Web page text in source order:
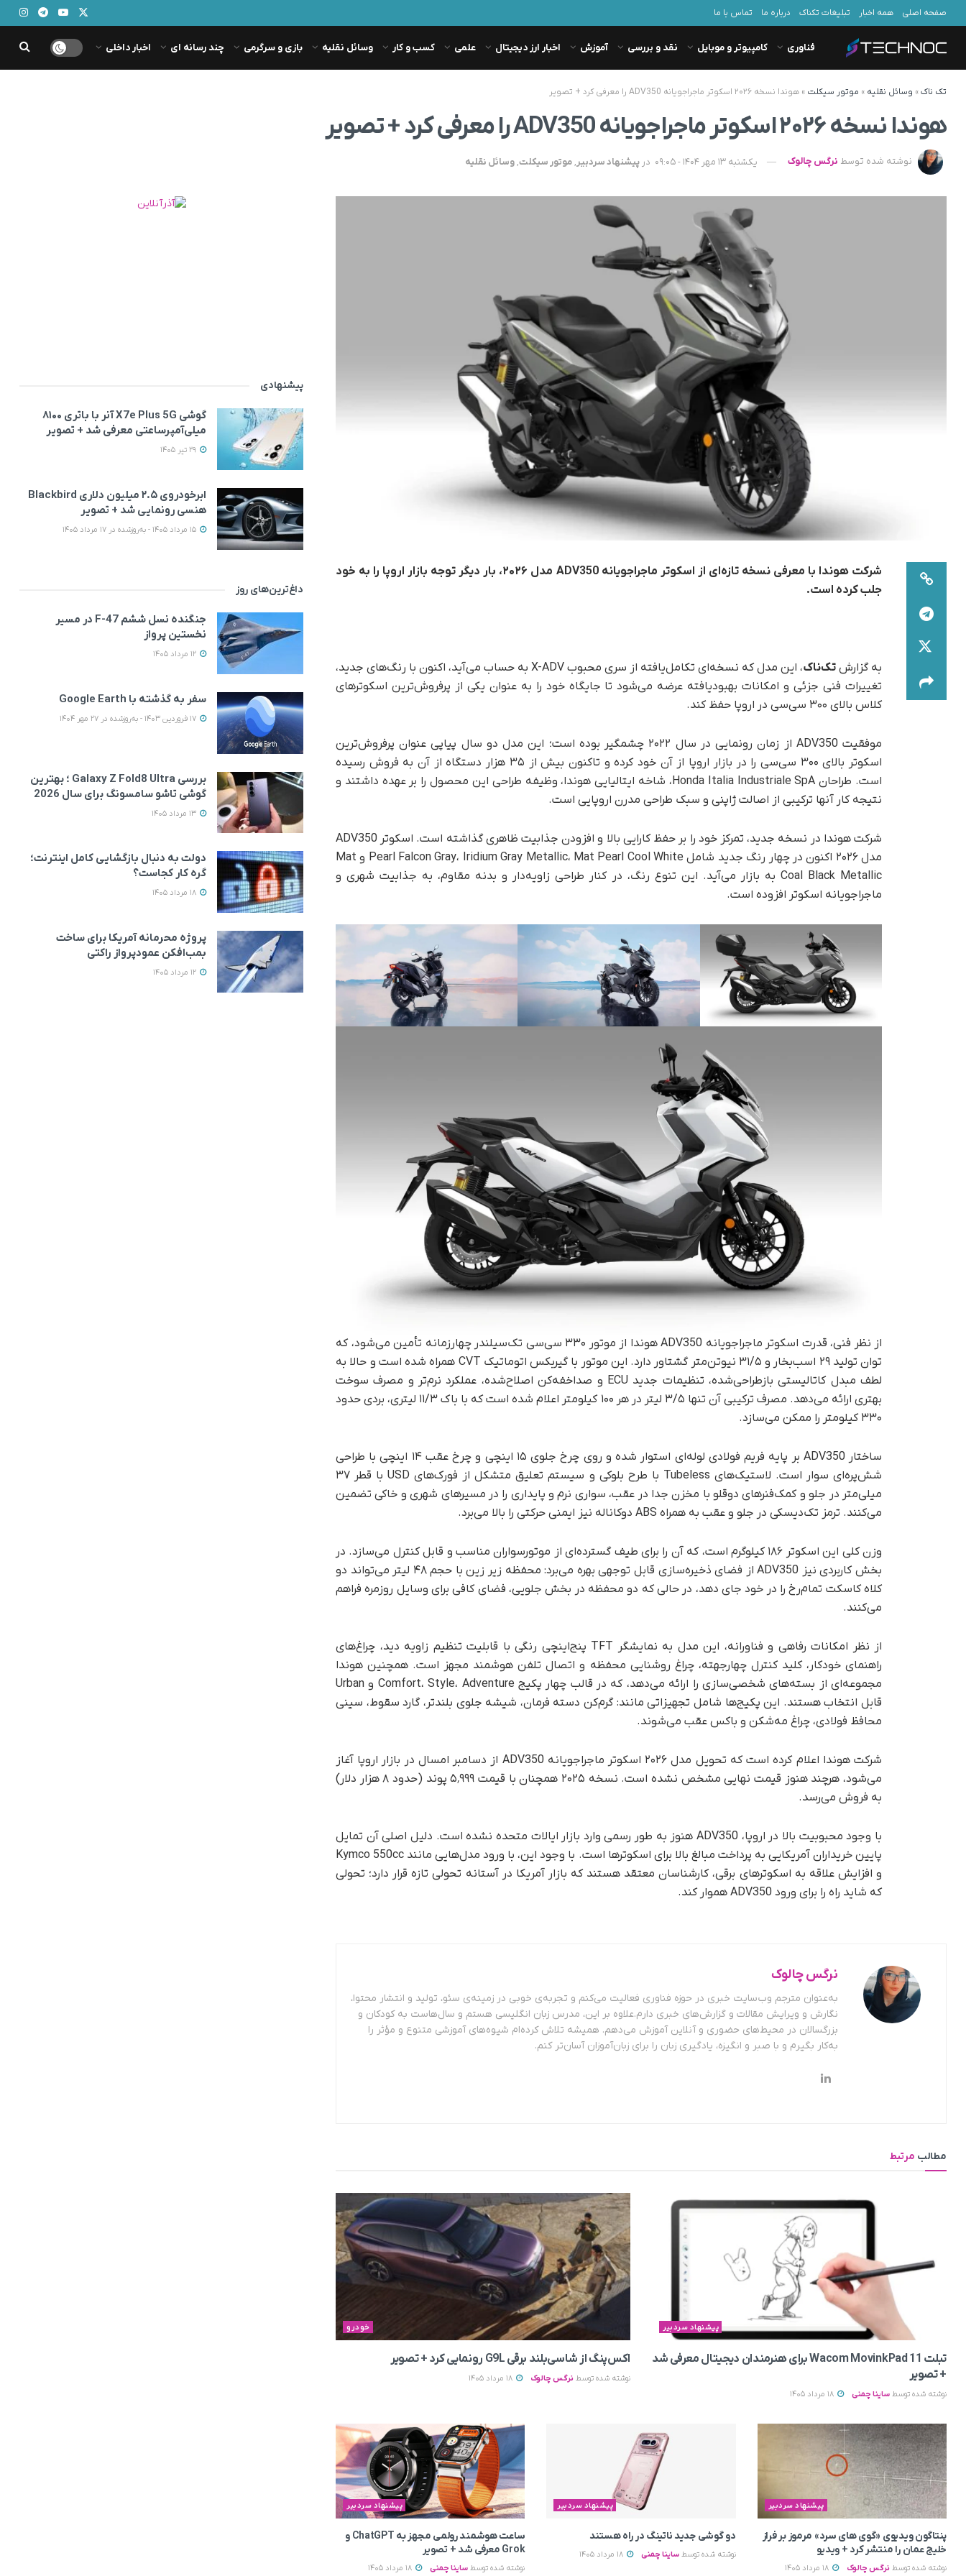
صفحه اصلی همه اخبار تبلیغات تکناک درباره ما تماس با ما
فناوری کامپیوتر و موبایل نقد و بررسی آموزش اخبار ارز دیجیتال علمی کسب و کار وسائل نقلیه بازی و سرگرمی چند رسانه ای اخبار داخلی
تک ناک» وسائل نقلیه » موتور سیکلت » هوندا نسخه ۲۰۲۶ اسکوتر ماجراجویانه ADV350 را معرفی کرد + تصویر
هوندا نسخه ۲۰۲۶ اسکوتر ماجراجویانه ADV350 را معرفی کرد + تصویر
نوشته شده توسط نرگس چالوک یکشنبه 13 مهر 1404 - 09:05 در پیشنهاد سردبیر,موتور سیکلت,وسائل نقلیه
شرکت هوندا با معرفی نسخه تازه‌ای از اسکوتر ماجراجویانه ADV350 مدل ۲۰۲۶، بار دیگر توجه بازار اروپا را به خود
جلب کرده است.
به گزارش تک‌ناک
، این مدل که نسخه‌ای تکامل‌یافته از سری محبوب X-ADV به حساب می‌آید، اکنون با رنگ‌های جدید،
تغییرات فنی جزئی و امکانات بهبودیافته عرضه می‌شود تا جایگاه خود را به‌ عنوان یکی از پرفروش‌ترین اسکوترهای
کلاس بالای ۳۰۰ سی‌سی در اروپا حفظ کند.
موفقیت ADV350 از زمان رونمایی در سال ۲۰۲۲ چشمگیر بوده است؛ این مدل دو سال پیاپی عنوان پرفروش‌ترین
اسکوتر بالای ۳۰۰ سی‌سی را در بازار اروپا از آن خود کرده و تاکنون بیش از ۳۵ هزار دستگاه از آن به فروش رسیده
است. طراحان Honda Italia Industriale SpA، شاخه ایتالیایی هوندا، وظیفه طراحی این محصول را بر عهده داشتند و
نتیجه کار آنها ترکیبی از اصالت ژاپنی و سبک طراحی مدرن اروپایی است.
شرکت هوندا در نسخه جدید، تمرکز خود را بر حفظ کارایی بالا و افزودن جذابیت ظاهری گذاشته است. اسکوتر ADV350
مدل ۲۰۲۶ اکنون در چهار رنگ جدید شامل Pearl Falcon Gray، Iridium Gray Metallic، Mat Pearl Cool White و Mat
Coal Black Metallic به بازار می‌آید. این تنوع رنگ، در کنار طراحی زاویه‌دار و بدنه مقاوم، به جذابیت شهری و
ماجراجویانه اسکوتر افزوده است.
از نظر فنی، قدرت اسکوتر ماجراجویانه ADV350 هوندا از موتور ۳۳۰ سی‌سی تک‌سیلندر چهارزمانه تأمین می‌شود، که
توان تولید ۲۹ اسب‌بخار و ۳۱/۵ نیوتن‌متر گشتاور دارد. این موتور با گیربکس اتوماتیک CVT همراه شده است و حالا به
لطف مبدل کاتالیستی بازطراحی‌شده، تنظیمات جدید ECU و صداخفه‌کن اصلاح‌شده، عملکرد نرم‌تر و مصرف سوخت
بهتری ارائه می‌دهد. مصرف ترکیبی آن تنها ۳/۵ لیتر در هر ۱۰۰ کیلومتر اعلام شده است که با باک ۱۱/۳ لیتری، بردی حدود
۳۳۰ کیلومتر را ممکن می‌سازد.
ساختار ADV350 بر پایه فریم فولادی لوله‌ای استوار شده و روی چرخ جلوی ۱۵ اینچی و چرخ عقب ۱۴ اینچی با طراحی
شش‌پره‌ای سوار است. لاستیک‌های Tubeless با طرح بلوکی و سیستم تعلیق متشکل از فورک‌های USD با قطر ۳۷
میلی‌متر در جلو و کمک‌فنرهای دوقلو با مخزن جدا در عقب، سواری‌ نرم و پایداری را در مسیرهای شهری و خاکی تضمین
می‌کنند. ترمز تک‌دیسکی در جلو و عقب به همراه ABS دوکاناله نیز ایمنی حرکتی را بالا می‌برد.
وزن کلی این اسکوتر ۱۸۶ کیلوگرم است، که آن را برای طیف گسترده‌ای از موتورسواران مناسب و قابل کنترل می‌سازد. در
بخش کاربردی نیز ADV350 از فضای ذخیره‌سازی قابل‌ توجهی بهره می‌برد: محفظه زیر زین با حجم ۴۸ لیتر می‌تواند دو
کلاه کاسکت تمام‌رخ را در خود جای دهد، در حالی که دو محفظه در بخش جلویی، فضای کافی برای وسایل روزمره فراهم
می‌کنند.
از نظر امکانات رفاهی و فناورانه، این مدل به نمایشگر TFT پنج‌اینچی رنگی با قابلیت تنظیم زاویه دید، چراغ‌های
راهنمای خودکار، کلید کنترل چهارجهته، چراغ روشنایی محفظه و اتصال تلفن هوشمند مجهز است. همچنین هوندا
مجموعه‌ای از بسته‌های شخصی‌سازی را ارائه می‌دهد، که در قالب چهار پکیج Comfort، Style، Adventure و Urban
قابل انتخاب‌ هستند. این پکیج‌ها شامل تجهیزاتی مانند: گرم‌کن دسته فرمان، شیشه جلوی بلندتر، گارد سقوط، سینی
محافظ فولادی، چراغ مه‌شکن و باکس عقب می‌شوند.
شرکت هوندا اعلام کرده است که تحویل مدل ۲۰۲۶ اسکوتر ماجراجویانه ADV350 از دسامبر امسال در بازار اروپا آغاز
می‌شود، هرچند هنوز قیمت نهایی مشخص نشده است. نسخه ۲۰۲۵ همچنان با قیمت ۵٬۹۹۹ پوند (حدود ۸ هزار دلار)
به فروش می‌رسد.
با وجود محبوبیت بالا در اروپا، ADV350 هنوز به‌ طور رسمی وارد بازار ایالات متحده نشده است. دلیل اصلی آن تمایل
پایین خریداران آمریکایی به پرداخت مبالغ بالا برای اسکوترها است. با وجود این، با ورود مدل‌هایی مانند Kymco 550cc
و افزایش علاقه به اسکوترهای برقی، کارشناسان معتقد هستند که بازار آمریکا در آستانه تحولی تازه قرار دارد؛ تحولی
که شاید راه را برای ورود ADV350 هموار کند.
نرگس چالوک
به‌عنوان مترجم وب‌سایت خبری در حوزه فناوری فعالیت می‌کنم و تجربه‌ی خوبی در زمینه‌ی سئو، تولید و انتشار محتوا،
نگارش و ویرایش مقالات و گزارش‌های خبری دارم.علاوه بر این، مدرس زبان انگلیسی هستم و سال‌هاست به کودکان و
بزرگسالان در محیط‌های حضوری و آنلاین آموزش می‌دهم. همیشه تلاش کرده‌ام شیوه‌های آموزشی متنوع و مؤثر را
به‌کار بگیرم و با صبر و انگیزه، یادگیری زبان را برای زبان‌آموزان آسان‌تر کنم.
مطالب مرتبط
پیشنهاد سردبیر
تبلت Wacom MovinkPad 11 برای هنرمندان دیجیتال معرفی شد
+ تصویر
نوشته شده توسط ساینا چمنی
خودرو
اکس‌پنگ از شاسی‌بلند برقی G9L رونمایی کرد + تصویر
نوشته شده توسط نرگس چالوک
پیشنهاد سردبیر
پنتاگون ویدیوی «گوی های سرد» مرموز بر فراز
خلیج عمان را منتشر کرد + ویدیو
نوشته شده توسط نرگس چالوک
پیشنهاد سردبیر
دو گوشی جدید ناتینگ در راه هستند
نوشته شده توسط ساینا چمنی 18 مرداد 1405
پیشنهاد سردبیر
ساعت هوشمند رولمی مجهز به ChatGPT و
Grok معرفی شد + تصویر
نوشته شده توسط ساینا چمنی
پیشنهادی
گوشی X7e Plus 5G آنر با باتری ۸۱۰۰
میلی‌آمپرساعتی معرفی شد + تصویر
ابرخودروی ۲.۵ میلیون دلاری Blackbird
هنسی رونمایی شد + تصویر
داغ‌ترین‌های روز
جنگنده نسل ششم F-47 در مسیر
نخستین پرواز
سفر به گذشته با Google Earth
بررسی Galaxy Z Fold8 Ultra ؛ بهترین
گوشی تاشو سامسونگ برای سال 2026
دولت به دنبال بازگشایی کامل اینترنت؛
گره کار کجاست؟
پروژه محرمانه آمریکا برای ساخت
بمب‌افکن عمودپرواز راکتی